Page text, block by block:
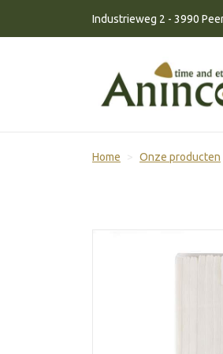
Industrieweg 2 - 3990
Home Onze producten